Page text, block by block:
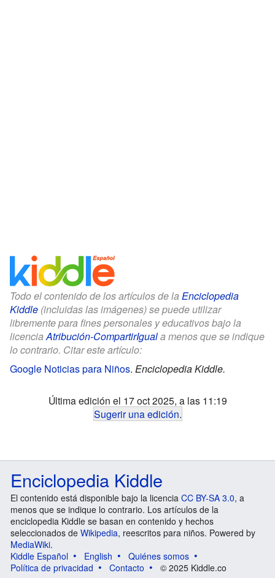
Todo el contenido de los artículos de la Enciclopedia
Kiddle (incluidas las imágenes) se puede utilizar
libremente para fines personales y educativos bajo la
licenciaAtribución-CompartirIguala menos que se indique
lo contrario. Citar este artículo:
Google Noticias para Niños. Enciclopedia Kiddle.
Última edición el 17 oct 2025, a las 11:19
Sugerir una edición.
Enciclopedia Kiddle
El contenido está disponible bajo la licencia CC BY-SA 3.0, a
menos que se indique lo contrario. Los artículos de la
enciclopedia Kiddle se basan en contenido y hechos
seleccionados de Wikipedia, reescritos para niños. Powered by
MediaWiki.
Kiddle Español
English
Quiénes somos
Política de privacidad
Contacto © 2025 Kiddle.co